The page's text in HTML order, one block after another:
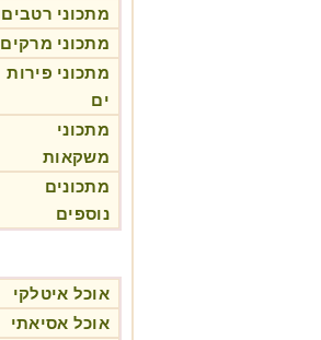
מתכוני רטבים
מתכוני מרקים
מתכוני פירות
ים
מתכוני
משקאות
מתכונים
נוספים
אוכל איטלקי
אוכל אסיאתי